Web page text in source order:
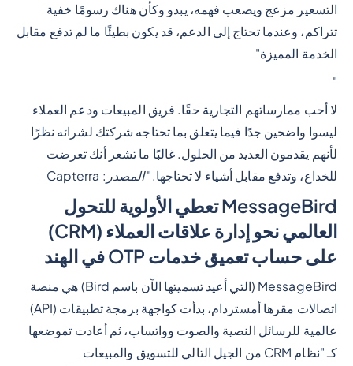
التسعير مزعج ويصعب فهمه، يبدو وكأن هناك رسومًا خفية
تتراكم، وعندما تحتاج إلى الدعم، قد يكون بطيئًا ما لم تدفع مقابل
الخدمة المميزة"
"
لا أحب ممارساتهم التجارية حقًا. فريق المبيعات ودعم العملاء
ليسوا واضحين جدًا فيما يتعلق بما تحتاجه شركتك لشرائه نظرًا
لأنهم يقدمون العديد من الحلول. غالبًا ما تشعر أنك تعرضت
للخداع، وتدفع مقابل أشياء لا تحتاجها." المصدر: Capterra
MessageBird تعطي الأولوية للتحول
العالمي نحو إدارة علاقات العملاء (CRM)
على حساب تعميق خدمات OTP في الهند
MessageBird (التي أعيد تسميتها الآن باسم Bird) هي منصة
اتصالات مقرها أمستردام، بدأت كواجهة برمجة تطبيقات (API)
عالمية للرسائل النصية والصوت وواتساب، ثم أعادت تموضعها
كـ "نظام CRM من الجيل التالي للتسويق والمبيعات